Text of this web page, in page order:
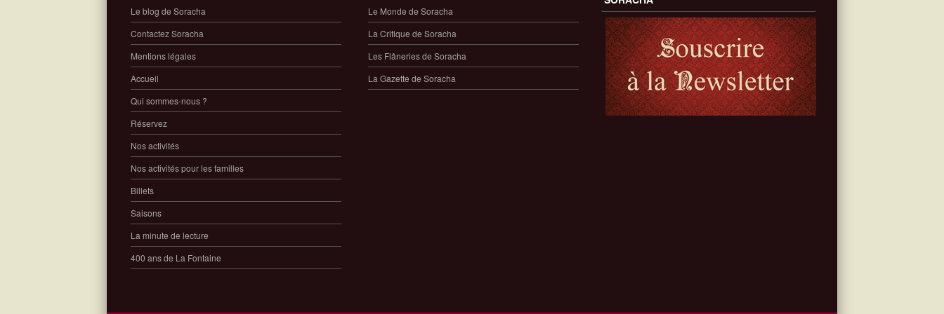
Le blog de Soracha
Contactez Soracha
Mentions légales
Accueil
Qui sommes-nous ?
Réservez
Nos activités
Nos activités pour les familles
Billets
Saisons
La minute de lecture
400 ans de La Fontaine
Le Monde de Soracha
La Critique de Soracha
Les Flâneries de Soracha
La Gazette de Soracha